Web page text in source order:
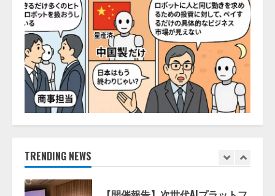
TRENDING NEWS
2026/08/07/10:54:31
1
【ドローン
AI】ドローン操縦を
AIがアドバイス「AIコーチ」をリ
リース
2026/08/09/01:53:44
2
【開催報告】次世代AIプラットフ
ォーム「TAIZA」および新サービ